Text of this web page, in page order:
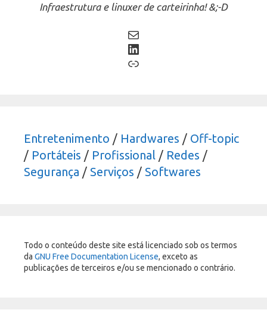
Infraestrutura e linuxer de carteirinha! &;-D
Mail
LinkedIn
Link
Entretenimento / Hardwares / Off-topic
/ Portáteis / Profissional / Redes /
Segurança / Serviços / Softwares
Todo o conteúdo deste site está licenciado sob os termos
da GNU Free Documentation License, exceto as
publicações de terceiros e/ou se mencionado o contrário.